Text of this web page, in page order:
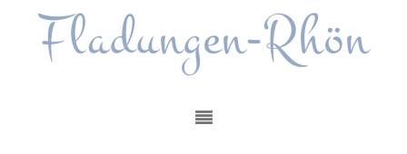
Fladungen-Rhön